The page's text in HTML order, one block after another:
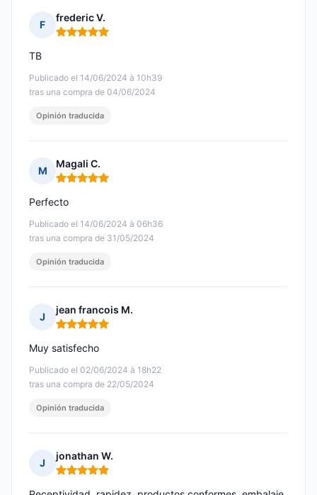
F
frederic V.
Nota: 5 de 5
Publicado el 14/06/2024 à 10h39
tras una compra de 04/06/2024
TB
Opinión traducida
M
Magali C.
Nota: 5 de 5
Publicado el 14/06/2024 à 06h36
tras una compra de 31/05/2024
Perfecto
Opinión traducida
J
jean francois M.
Nota: 5 de 5
Publicado el 02/06/2024 à 18h22
tras una compra de 22/05/2024
Muy satisfecho
Opinión traducida
J
jonathan W.
Nota: 5 de 5